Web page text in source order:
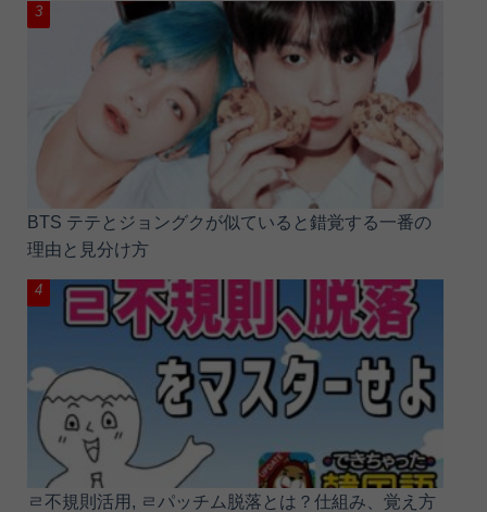
BTS テテとジョングクが似ていると錯覚する一番の
理由と見分け方
ㄹ不規則活用, ㄹパッチム脱落とは？仕組み、覚え方